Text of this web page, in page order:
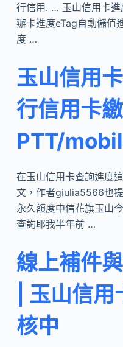
行信用. … 玉山信用卡
辦卡進度eTag自動儲值
度 …
玉山信用
行信用卡
PTT/
在玉山信用卡查詢進度
文，作者giulia5566也
永久額度中信花旗玉山
查詢耶我半年前 …
線上補件
| 玉山信
核中